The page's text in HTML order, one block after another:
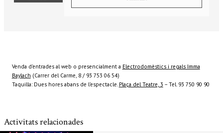
Venda d’entrades al web o presencialment a Electrodomèstics i regals Imma
Baylach (Carrer del Carme, 8 / 93 753 06 54)
Taquilla: Dues hores abans de l’espectacle. Plaça del Teatre, 3 – Tel. 93 750 90 90
Activitats relacionades